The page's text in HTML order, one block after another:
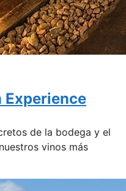
Experience
de la bodega y el
vinos más